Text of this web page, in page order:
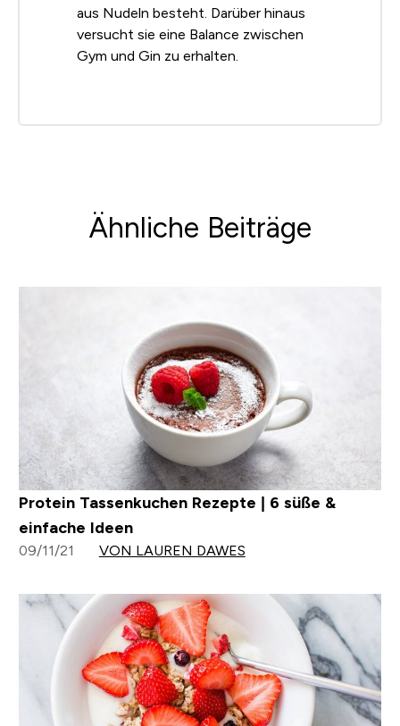
aus Nudeln besteht. Darüber hinaus
versucht sie eine Balance zwischen
Gym und Gin zu erhalten.
Ähnliche Beiträge
Protein Tassenkuchen Rezepte | 6 süße &
einfache Ideen
09/11/21 VON LAUREN DAWES